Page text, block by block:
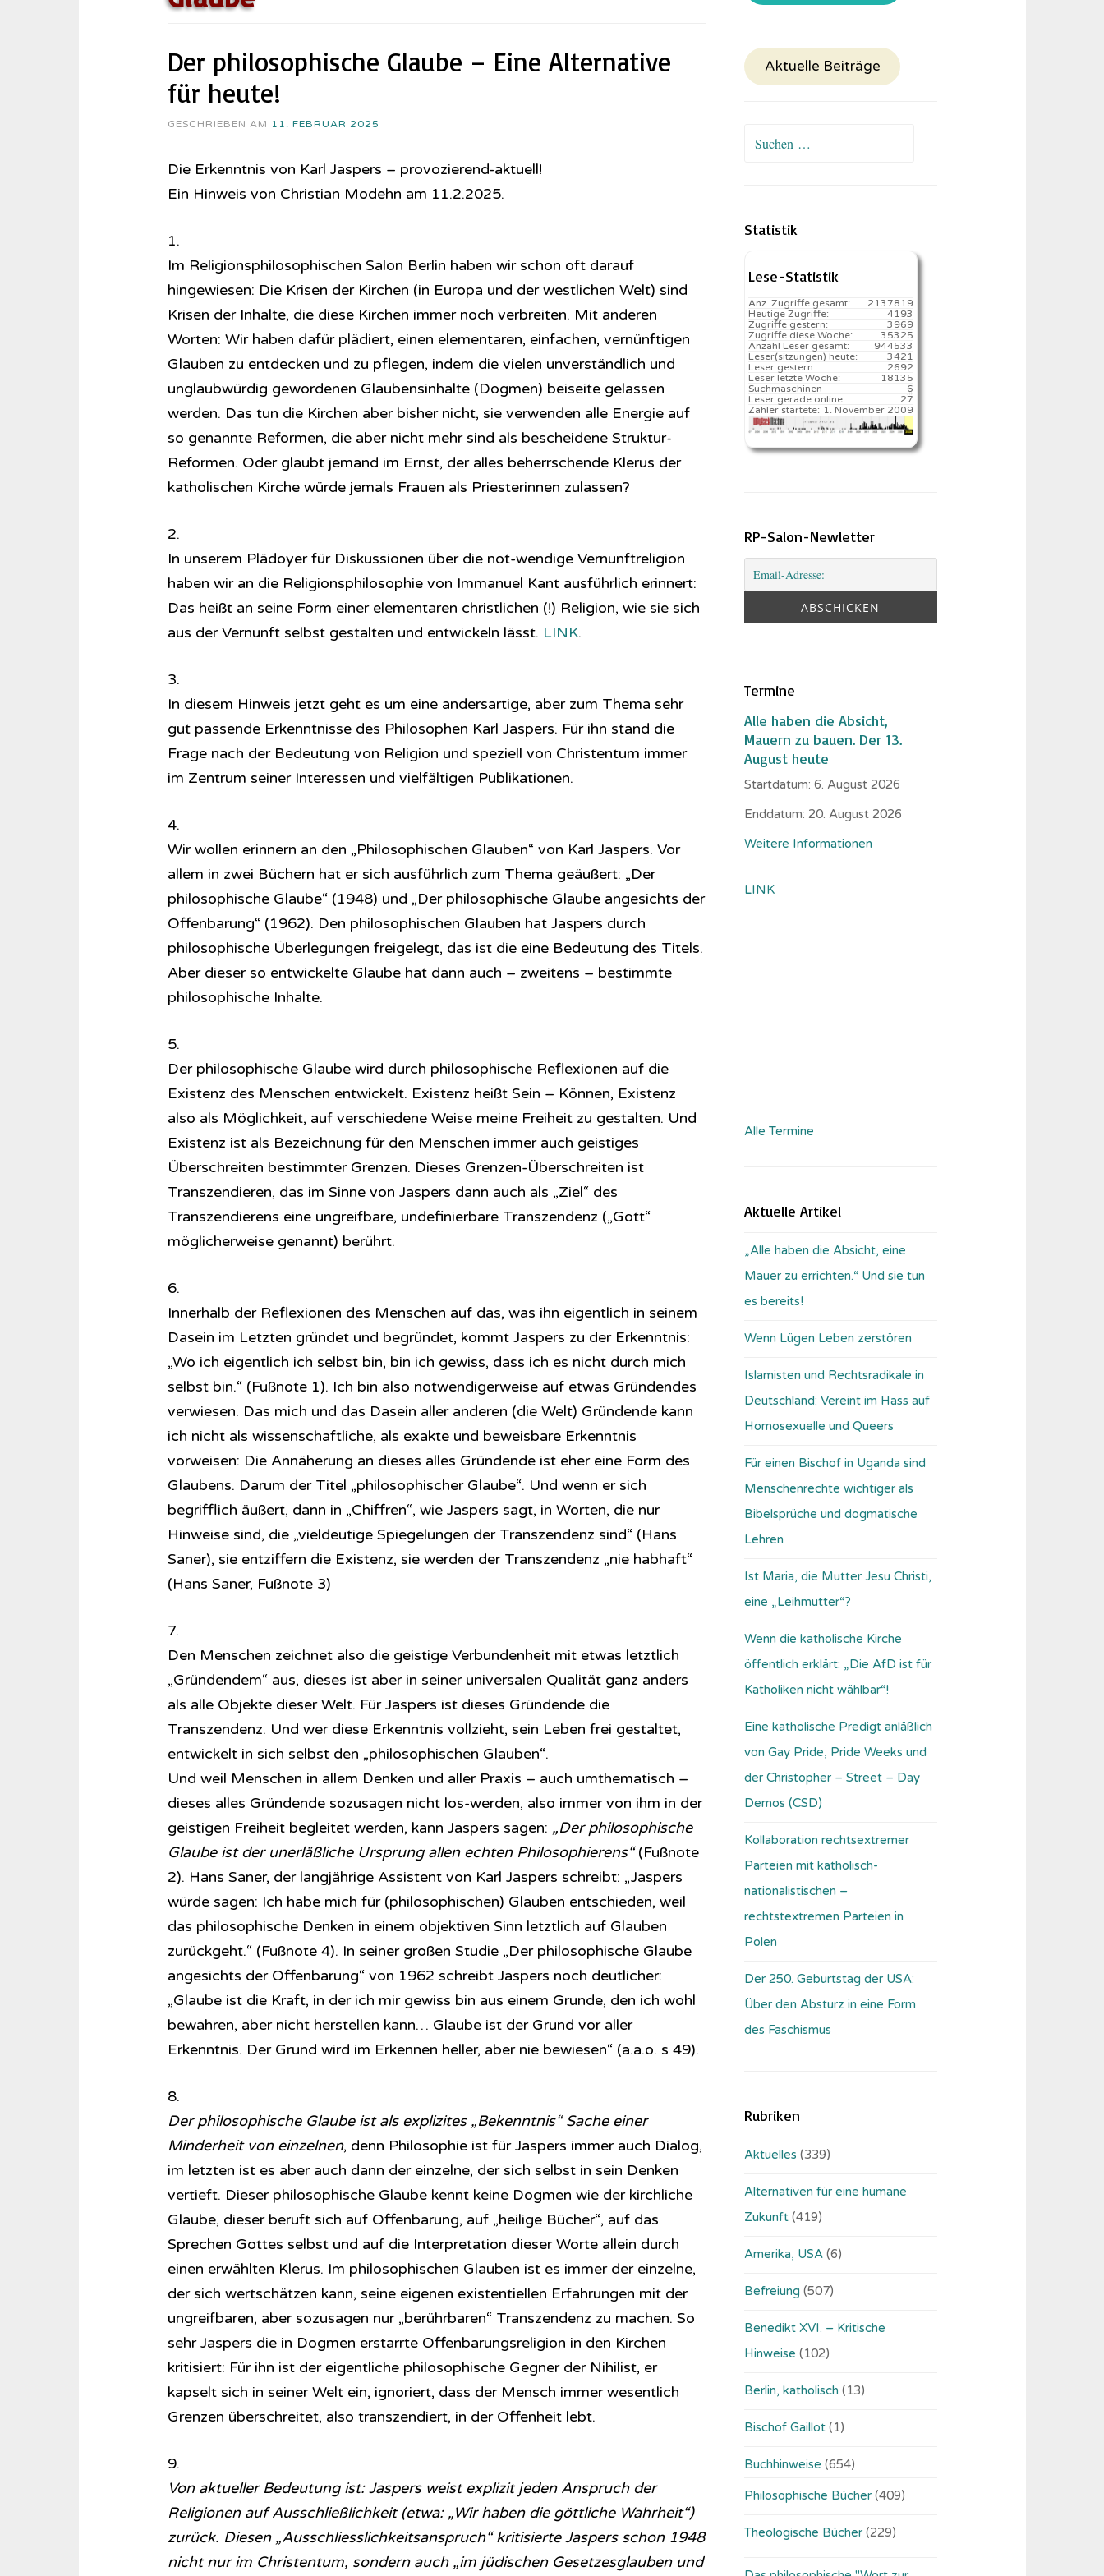
Der philosophische Glaube – Eine Alternative
für heute!
GESCHRIEBEN AM 11. FEBRUAR 2025
Die Erkenntnis von Karl Jaspers – provozierend-aktuell!
Ein Hinweis von Christian Modehn am 11.2.2025.
1.
Im Re­li­gi­ons­phi­lo­so­phi­sch­en Salon Berlin haben wir schon oft darauf
hingewiesen: Die Krisen der Kirchen (in Europa und der westlichen Welt) sind
Krisen der Inhalte, die diese Kirchen immer noch verbreiten. Mit anderen
Worten: Wir haben dafür plädiert, einen elementaren, einfachen, vernünftigen
Glauben zu entdecken und zu pflegen, indem die vielen unverständlich und
unglaubwürdig gewordenen Glaubensinhalte (Dogmen) beiseite gelassen
werden. Das tun die Kirchen aber bisher nicht, sie verwenden alle Energie auf
so genannte Reformen, die aber nicht mehr sind als bescheidene Struktur-
Reformen. Oder glaubt jemand im Ernst, der alles beherrschende Klerus der
katholischen Kirche würde jemals Frauen als Priesterinnen zulassen?
2.
In unserem Plädoyer für Diskussionen über die not-wendige Vernunftreligion
haben wir an die Re­li­gi­ons­phi­lo­so­phie von Immanuel Kant ausführlich erinnert:
Das heißt an seine Form einer elementaren christlichen (!) Religion, wie sie sich
aus der Vernunft selbst gestalten und entwickeln lässt. LINK.
3.
In diesem Hinweis jetzt geht es um eine andersartige, aber zum Thema sehr
gut passende Erkenntnisse des Philosophen Karl Jaspers. Für ihn stand die
Frage nach der Bedeutung von Religion und speziell von Christentum immer
im Zentrum seiner Interessen und vielfältigen Publikationen.
4.
Wir wollen erinnern an den „Philosophischen Glauben“ von Karl Jaspers. Vor
allem in zwei Büchern hat er sich ausführlich zum Thema geäußert: „Der
philosophische Glaube“ (1948) und „Der philosophische Glaube angesichts der
Offenbarung“ (1962). Den philosophischen Glauben hat Jaspers durch
philosophische Überlegungen freigelegt, das ist die eine Bedeutung des Titels.
Aber dieser so entwickelte Glaube hat dann auch – zweitens – bestimmte
philosophische Inhalte.
5.
Der philosophische Glaube wird durch philosophische Reflexionen auf die
Existenz des Menschen entwickelt. Existenz heißt Sein – Können, Existenz
also als Möglichkeit, auf verschiedene Weise meine Freiheit zu gestalten. Und
Existenz ist als Bezeichnung für den Menschen immer auch geistiges
Überschreiten bestimmter Grenzen. Dieses Grenzen-Überschreiten ist
Transzendieren, das im Sinne von Jaspers dann auch als „Ziel“ des
Transzendierens eine ungreifbare, undefinierbare Transzendenz („Gott“
möglicherweise genannt) berührt.
6.
Innerhalb der Reflexionen des Menschen auf das, was ihn eigentlich in seinem
Dasein im Letzten gründet und begründet, kommt Jaspers zu der Erkenntnis:
„Wo ich eigentlich ich selbst bin, bin ich gewiss, dass ich es nicht durch mich
selbst bin.“ (Fußnote 1). Ich bin also notwendigerweise auf etwas Gründendes
verwiesen. Das mich und das Dasein aller anderen (die Welt) Gründende kann
ich nicht als wissenschaftliche, als exakte und beweisbare Erkenntnis
vorweisen: Die Annäherung an dieses alles Gründende ist eher eine Form des
Glaubens. Darum der Titel „philosophischer Glaube“. Und wenn er sich
begrifflich äußert, dann in „Chiffren“, wie Jaspers sagt, in Worten, die nur
Hinweise sind, die „vieldeutige Spiegelungen der Transzendenz sind“ (Hans
Saner), sie entziffern die Existenz, sie werden der Transzendenz „nie habhaft“
(Hans Saner, Fußnote 3)
7.
Den Menschen zeichnet also die geistige Verbundenheit mit etwas letztlich
„Gründendem“ aus, dieses ist aber in seiner universalen Qualität ganz anders
als alle Objekte dieser Welt. Für Jaspers ist dieses Gründende die
Transzendenz. Und wer diese Erkenntnis vollzieht, sein Leben frei gestaltet,
entwickelt in sich selbst den „philosophischen Glauben“.
Und weil Menschen in allem Denken und aller Praxis – auch umthematisch –
dieses alles Gründende sozusagen nicht los-werden, also immer von ihm in der
geistigen Freiheit begleitet werden, kann Jaspers sagen: „Der philosophische
Glaube ist der unerläßliche Ursprung allen echten Philosophierens“(Fußnote
2). Hans Saner, der langjährige Assistent von Karl Jaspers schreibt: „Jaspers
würde sagen: Ich habe mich für (philosophischen) Glauben entschieden, weil
das philosophische Denken in einem objektiven Sinn letztlich auf Glauben
zurückgeht.“ (Fußnote 4). In seiner großen Studie „Der philosophische Glaube
angesichts der Offenbarung“ von 1962 schreibt Jaspers noch deutlicher:
„Glaube ist die Kraft, in der ich mir gewiss bin aus einem Grunde, den ich wohl
bewahren, aber nicht herstellen kann… Glaube ist der Grund vor aller
Erkenntnis. Der Grund wird im Erkennen heller, aber nie bewiesen“ (a.a.o. s 49).
8.
Der philosophische Glaube ist als explizites „Bekenntnis“ Sache einer
Minderheit von einzelnen, denn Philosophie ist für Jaspers immer auch Dialog,
im letzten ist es aber auch dann der einzelne, der sich selbst in sein Denken
vertieft. Dieser philosophische Glaube kennt keine Dogmen wie der kirchliche
Glaube, dieser beruft sich auf Offenbarung, auf „heilige Bücher“, auf das
Sprechen Gottes selbst und auf die Interpretation dieser Worte allein durch
einen erwählten Klerus. Im philosophischen Glauben ist es immer der einzelne,
der sich wertschätzen kann, seine eigenen existentiellen Erfahrungen mit der
ungreifbaren, aber sozusagen nur „berührbaren“ Transzendenz zu machen. So
sehr Jaspers die in Dogmen erstarrte Offenbarungsreligion in den Kirchen
kritisiert: Für ihn ist der eigentliche philosophische Gegner der Nihilist, er
kapselt sich in seiner Welt ein, ignoriert, dass der Mensch immer wesentlich
Grenzen überschreitet, also transzendiert, in der Offenheit lebt.
9.
Von aktueller Bedeutung ist: Jaspers weist explizit jeden Anspruch der
Religionen auf Ausschließlichkeit (etwa: „Wir haben die göttliche Wahrheit“)
zurück. Diesen „Ausschliesslichkeitsanspruch“ kritisierte Jaspers schon 1948
nicht nur im Christentum, sondern auch „im jüdischen Gesetzesglauben und
Aktuelle Beiträge
Suchen
Statistik
Lese-Statistik
2137819
Anz. Zugriffe gesamt:
4193
Heutige Zugriffe:
3969
Zugriffe gestern:
35325
Zugriffe diese Woche:
944533
Anzahl Leser gesamt:
3421️
Leser(sitzungen) heute:
2692
Leser gestern:
18135️
Leser letzte Woche:
6
Suchmaschinen
27
Leser gerade online:
1. November 2009
Zähler startete:
RP-Salon-Newletter
Termine
Alle haben die Absicht,
Mauern zu bauen. Der 13.
August heute
Startdatum:6. August 2026
Enddatum: 20. August 2026
Weitere Informationen
LINK
Alle Termine
Aktuelle Artikel
„Alle haben die Absicht, eine
Mauer zu errichten.“ Und sie tun
es bereits!
Wenn Lügen Leben zerstören
Islamisten und Rechtsradikale in
Deutschland: Vereint im Hass auf
Homosexuelle und Queers
Für einen Bischof in Uganda sind
Menschenrechte wichtiger als
Bibelsprüche und dogmatische
Lehren
Ist Maria, die Mutter Jesu Christi,
eine „Leihmutter“?
Wenn die katholische Kirche
öffentlich erklärt: „Die AfD ist für
Katholiken nicht wählbar“!
Eine katholische Predigt anläßlich
von Gay Pride, Pride Weeks und
der Christopher – Street – Day
Demos (CSD)
Kollaboration rechtsextremer
Parteien mit katholisch-
nationalistischen –
rechtstextremen Parteien in
Polen
Der 250. Geburtstag der USA:
Über den Absturz in eine Form
des Faschismus
Rubriken
Aktuelles (339)
Alternativen für eine humane
Zukunft (419)
Amerika, USA (6)
Befreiung (507)
Benedikt XVI. – Kritische
Hinweise (102)
Berlin, katholisch (13)
Bischof Gaillot (1)
Buchhinweise (654)
Philosophische Bücher (409)
Theologische Bücher (229)